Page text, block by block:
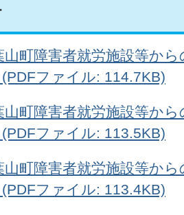
山町障害者就労施設等か
ファイル: 114.7KB)
山町障害者就労施設等か
ファイル: 113.5KB)
山町障害者就労施設等か
ファイル: 113.4KB)